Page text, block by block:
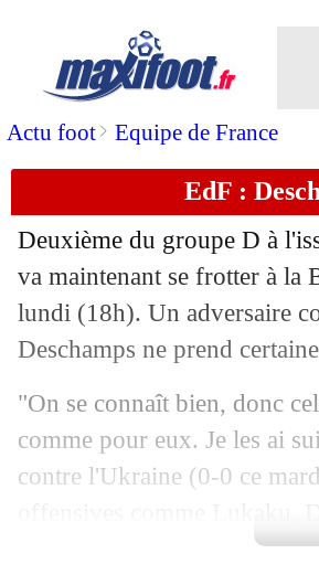
Actu foot> Equipe de France
EdF :
Deuxième du groupe D à
va maintenant se frotter à la
lundi (18h). Un adversaire
Deschamps ne prend
"On se connaît bien, donc
comme pour eux. Je les ai
contre l'Ukraine (0-0 ce
finissent 2es, c'est qu'ils